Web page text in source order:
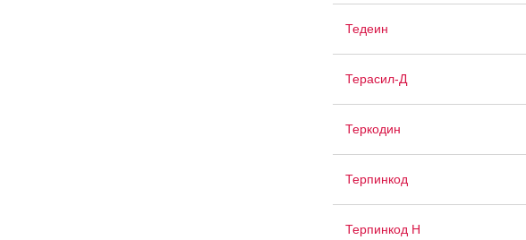
Тедеин
Терасил-Д
Теркодин
Терпинкод
Терпинкод Н